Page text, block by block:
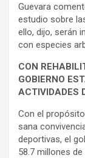
Guevara
estudio sobre
ello, dijo, serán
con especies
CON
GOBIERNO
ACTIVIDADES
Con el
sana
deportivas, el
58.7 millones